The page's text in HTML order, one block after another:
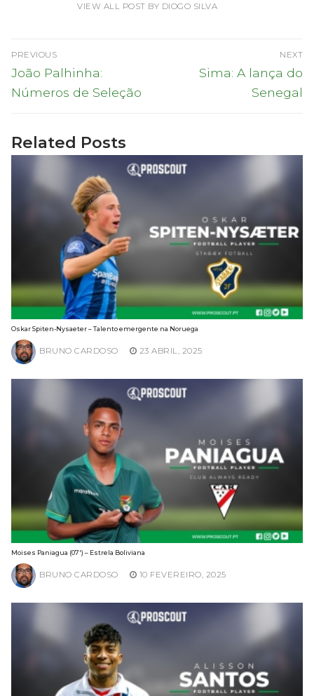
VIEW ALL POST BY DIOGO SILVA
Navegação
de
artigos
PREVIOUS
Previous
post:
João Palhinha:
Números de Seleção
NEXT
Next
Sima: A lança do
Senegal
Related Posts
Oskar Spiten-Nysaeter – Talento emergente na Noruega
BRUNO CARDOSO 23 ABRIL, 2025
Moises Paniagua (07′) – Estrela Boliviana
BRUNO CARDOSO 10 FEVEREIRO, 2025